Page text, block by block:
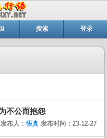
搜索 登录
不公而抱怨
发布人：悟真 发布时间：23-12-27